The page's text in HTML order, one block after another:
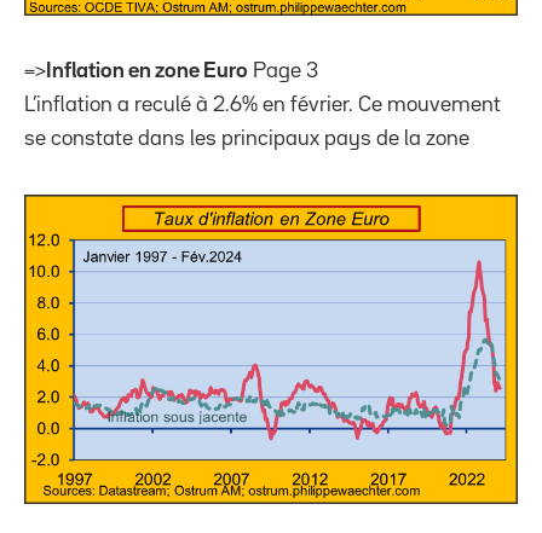
=> Inflation en zone Euro Page 3
L’inflation a reculé à 2.6% en février. Ce mouvement
se constate dans les principaux pays de la zone